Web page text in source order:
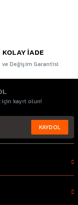
KOLAY İADE
ve Değişim Garantisi
kayıt olun!
KAYDOL